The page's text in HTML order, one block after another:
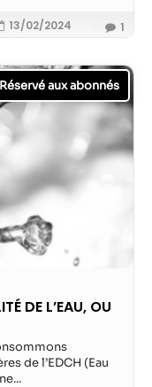
13/02/2024 1
DE L’EAU, OU
de l’EDCH (Eau